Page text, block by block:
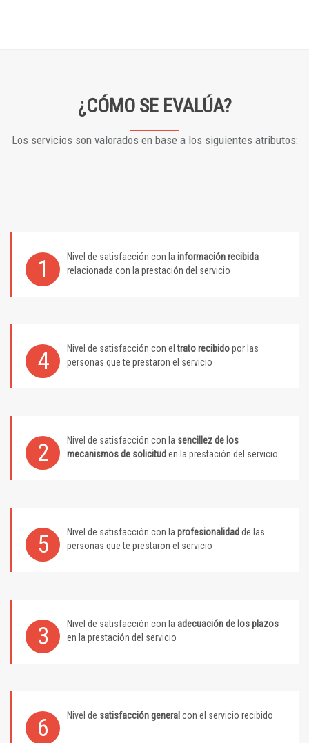
¿CÓMO SE EVALÚA?
Los servicios son valorados en base a los siguientes atributos:
1 Nivel de satisfacción con la información recibida
relacionada con la prestación del servicio
4 Nivel de satisfacción con eltrato recibidopor las
personas que te prestaron el servicio
2 Nivel de satisfacción con la sencillez de los
mecanismos de solicitud en la prestación del servicio
5 Nivel de satisfacción con la profesionalidad de las
personas que te prestaron el servicio
3 Nivel de satisfacción con la adecuación de los plazos
en la prestación del servicio
6 Nivel de satisfacción general con el servicio recibido